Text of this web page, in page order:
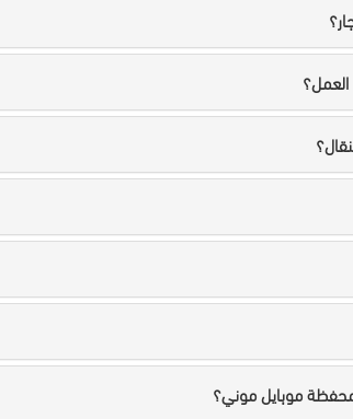
موبايل موني؟